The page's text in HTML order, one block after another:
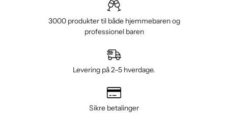
3000 produkter til både hjemmebaren og
professionel baren
Levering på 2–5 hverdage.
Sikre betalinger